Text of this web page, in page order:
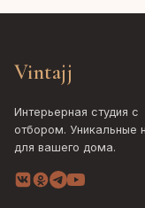
Vintajj
Интерьерная студия с
отбором. Уникальные
для вашего дома.